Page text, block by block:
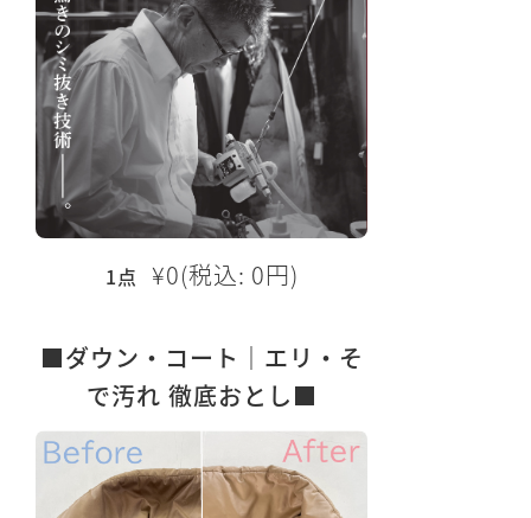
1点 ¥0(税込: 0円)
■ダウン・コート｜エリ・そ
で汚れ 徹底おとし■